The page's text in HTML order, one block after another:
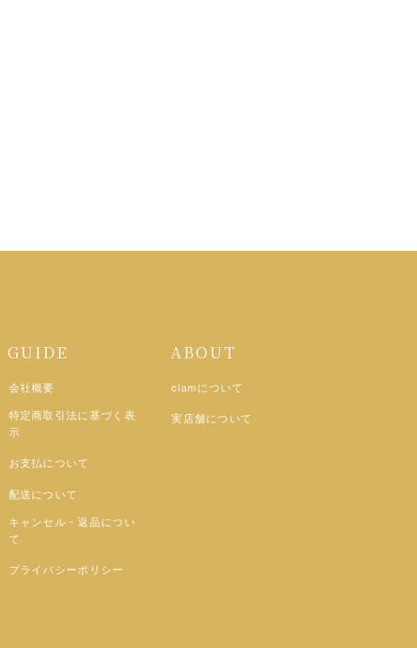
GUIDE
会社概要
特定商取引法に基づく表
示
お支払について
配送について
キャンセル・返品につい
て
プライバシーポリシー
ABOUT
clamについて
実店舗について